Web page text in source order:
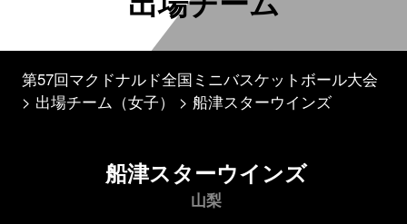
第57回マクドナルド全国ミニバスケットボール大会
出場チーム（女子）
船津スターウインズ
船津スターウインズ
山梨